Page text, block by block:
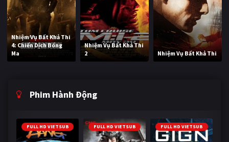
Nhiệm Vụ Bất Khả Thi
4: Chiến Dịch Bóng
Ma
Nhiệm Vụ Bất Khả Thi
2
Nhiệm Vụ Bất Khả Thi
Phim Hành Động
FULL HD VIETSUB FULL HD VIETSUB FULL HD VIETSUB